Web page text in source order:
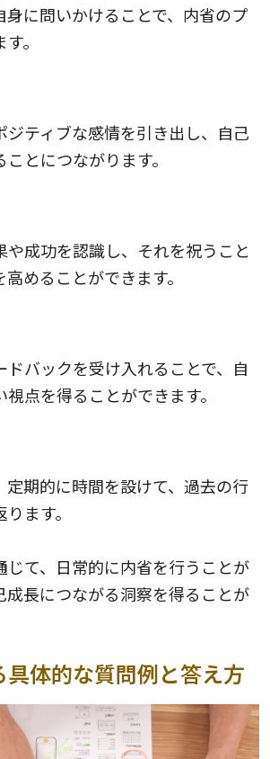
身に問いかけることで、内省のプ
。
ジティブな感情を引き出し、自己
とにつながります。
や成功を認識し、それを祝うこと
めることができます。
バックを受け入れることで、自
点を得ることができます。
定期的に時間を設けて、過去の行
ます。
じて、日常的に内省を行うことが
成長につながる洞察を得ることが
具体的な質問例と答え方